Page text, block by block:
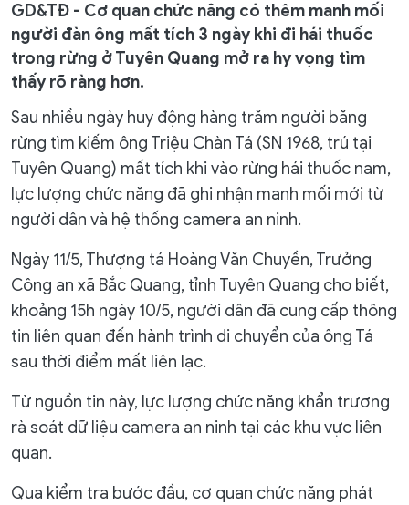
GD&TĐ - Cơ quan chức năng có thêm manh mối
người đàn ông mất tích 3 ngày khi đi hái thuốc
trong rừng ở Tuyên Quang mở ra hy vọng tìm
thấy rõ ràng hơn.
Sau nhiều ngày huy động hàng trăm người băng
rừng tìm kiếm ông Triệu Chàn Tá (SN 1968, trú tại
Tuyên Quang) mất tích khi vào rừng hái thuốc nam,
lực lượng chức năng đã ghi nhận manh mối mới từ
người dân và hệ thống camera an ninh.
Ngày 11/5, Thượng tá Hoàng Văn Chuyền, Trưởng
Công an xã Bắc Quang, tỉnh Tuyên Quang cho biết,
khoảng 15h ngày 10/5, người dân đã cung cấp thông
tin liên quan đến hành trình di chuyển của ông Tá
sau thời điểm mất liên lạc.
Từ nguồn tin này, lực lượng chức năng khẩn trương
rà soát dữ liệu camera an ninh tại các khu vực liên
quan.
Qua kiểm tra bước đầu, cơ quan chức năng phát